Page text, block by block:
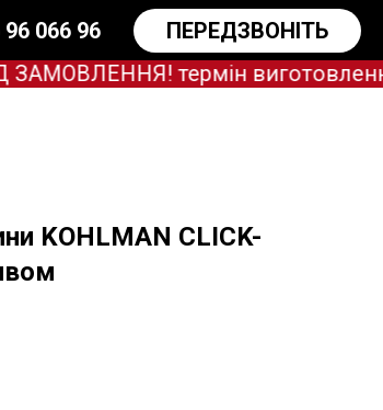
066 96
ПЕРЕДЗВОНІТЬ
термін виготовлення
KOHLMAN CLICK-